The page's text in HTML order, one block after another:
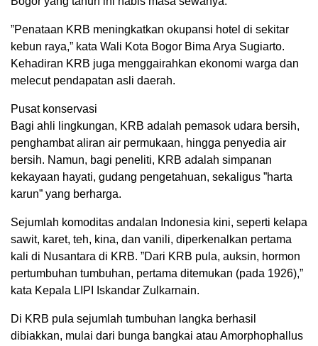
”Penataan KRB meningkatkan okupansi hotel di sekitar
kebun raya,” kata Wali Kota Bogor Bima Arya Sugiarto.
Kehadiran KRB juga menggairahkan ekonomi warga dan
melecut pendapatan asli daerah.
Pusat konservasi
Bagi ahli lingkungan, KRB adalah pemasok udara bersih,
penghambat aliran air permukaan, hingga penyedia air
bersih. Namun, bagi peneliti, KRB adalah simpanan
kekayaan hayati, gudang pengetahuan, sekaligus ”harta
karun” yang berharga.
Sejumlah komoditas andalan Indonesia kini, seperti kelapa
sawit, karet, teh, kina, dan vanili, diperkenalkan pertama
kali di Nusantara di KRB. ”Dari KRB pula, auksin, hormon
pertumbuhan tumbuhan, pertama ditemukan (pada 1926),”
kata Kepala LIPI Iskandar Zulkarnain.
Di KRB pula sejumlah tumbuhan langka berhasil
dibiakkan, mulai dari bunga bangkai atau Amorphophallus